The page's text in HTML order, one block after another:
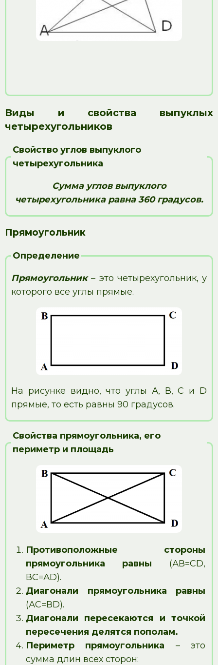
Виды и свойства выпуклых
четырехугольников
Свойство углов выпуклого
четырехугольника
Сумма углов выпуклого
четырехугольника равна 360 градусов.
Прямоугольник
Определение
Прямоугольник– это четырехугольник, у
которого все углы прямые.
На рисунке видно, что углы А, В, C и D
прямые, то есть равны 90 градусов.
Свойства прямоугольника, его
периметр и площадь
Противоположные стороны
прямоугольника равны (АВ=CD,
ВС=АD).
Диагонали прямоугольника равны
(АС=ВD).
Диагонали пересекаются и точкой
пересечения делятся пополам.
Периметр прямоугольника – это
сумма длин всех сторон: